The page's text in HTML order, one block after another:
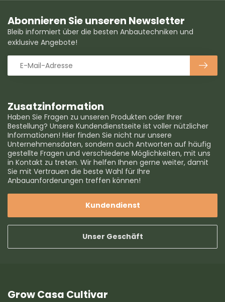
Zusatzinformation
Haben Sie Fragen zu unseren Produkten oder Ihrer
Bestellung? Unsere Kundendienstseite ist voller nützlicher
Informationen! Hier finden Sie nicht nur unsere
Unternehmensdaten, sondern auch Antworten auf häufig
gestellte Fragen und verschiedene Möglichkeiten, mit uns
in Kontakt zu treten. Wir helfen Ihnen gerne weiter, damit
Sie mit Vertrauen die beste Wahl für Ihre
Anbauanforderungen treffen können!
Kundendienst
Unser Geschäft
Abonnieren Sie unseren Newsletter
Bleib informiert über die besten Anbautechniken und
exklusive Angebote!
Grow Casa Cultivar